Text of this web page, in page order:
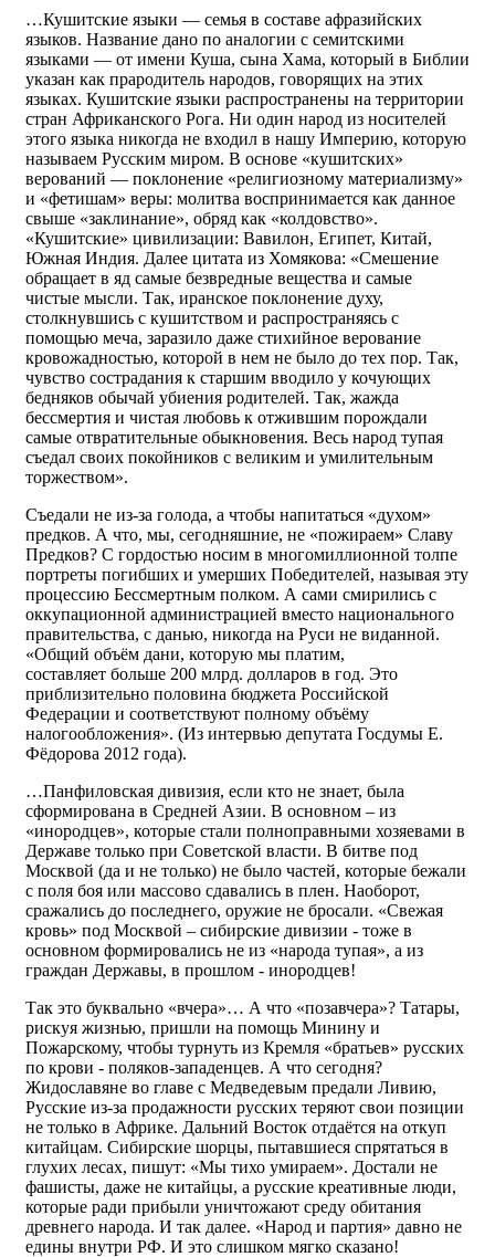
…Кушитские языки — семья в составе афразийских
языков. Название дано по аналогии с семитскими
языками — от имени Куша, сына Хама, который в Библии
указан как прародитель народов, говорящих на этих
языках. Кушитские языки распространены на территории
стран Африканского Рога. Ни один народ из носителей
этого языка никогда не входил в нашу Империю, которую
называем Русским миром. В основе «кушитских»
верований — поклонение «религиозному материализму»
и «фетишам» веры: молитва воспринимается как данное
свыше «заклинание», обряд как «колдовство».
«Кушитские» цивилизации: Вавилон, Египет, Китай,
Южная Индия. Далее цитата из Хомякова: «Смешение
обращает в яд самые безвредные вещества и самые
чистые мысли. Так, иранское поклонение духу,
столкнувшись с кушитством и распространяясь с
помощью меча, заразило даже стихийное верование
кровожадностью, которой в нем не было до тех пор. Так,
чувство сострадания к старшим вводило у кочующих
бедняков обычай убиения родителей. Так, жажда
бессмертия и чистая любовь к отжившим порождали
самые отвратительные обыкновения. Весь народ тупая
съедал своих покойников с великим и умилительным
торжеством».
Съедали не из-за голода, а чтобы напитаться «духом»
предков. А что, мы, сегодняшние, не «пожираем» Славу
Предков? С гордостью носим в многомиллионной толпе
портреты погибших и умерших Победителей, называя эту
процессию Бессмертным полком. А сами смирились с
оккупационной администрацией вместо национального
правительства, с данью, никогда на Руси не виданной.
«Общий объём дани, которую мы платим,
составляет больше 200 млрд. долларов в год. Это
приблизительно половина бюджета Российской
Федерации и соответствуют полному объёму
налогообложения». (Из интервью депутата Госдумы Е.
Фёдорова 2012 года).
…Панфиловская дивизия, если кто не знает, была
сформирована в Средней Азии. В основном – из
«инородцев», которые стали полноправными хозяевами в
Державе только при Советской власти. В битве под
Москвой (да и не только) не было частей, которые бежали
с поля боя или массово сдавались в плен. Наоборот,
сражались до последнего, оружие не бросали. «Свежая
кровь» под Москвой – сибирские дивизии - тоже в
основном формировались не из «народа тупая», а из
граждан Державы, в прошлом - инородцев!
Так это буквально «вчера»… А что «позавчера»? Татары,
рискуя жизнью, пришли на помощь Минину и
Пожарскому, чтобы турнуть из Кремля «братьев» русских
по крови - поляков-западенцев. А что сегодня?
Жидославяне во главе с Медведевым предали Ливию,
Русские из-за продажности русских теряют свои позиции
не только в Африке. Дальний Восток отдаётся на откуп
китайцам. Сибирские шорцы, пытавшиеся спрятаться в
глухих лесах, пишут: «Мы тихо умираем». Достали не
фашисты, даже не китайцы, а русские креативные люди,
которые ради прибыли уничтожают среду обитания
древнего народа. И так далее. «Народ и партия» давно не
едины внутри РФ. И это слишком мягко сказано!